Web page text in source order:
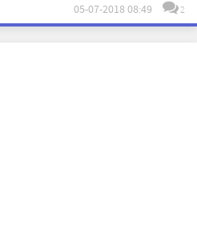
05-07-2018 08:49 2